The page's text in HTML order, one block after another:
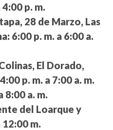
4:00 p. m.
28 de Marzo, Las
6:00 p. m. a 6:00 a.
El Dorado,
4:00 p. m. a 7:00 a. m.
8:00 a. m.
del Loarque y
12:00 m.